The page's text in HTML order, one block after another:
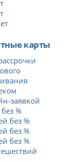
карты
заявкой
%
без %
без %
без %